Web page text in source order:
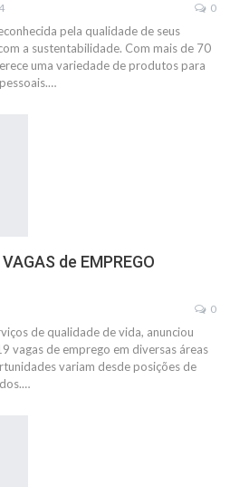
0
pela qualidade de seus
a sustentabilidade. Com mais de 70
uma variedade de produtos para
de EMPREGO
0
de qualidade de vida, anunciou
vagas de emprego em diversas áreas
variam desde posições de